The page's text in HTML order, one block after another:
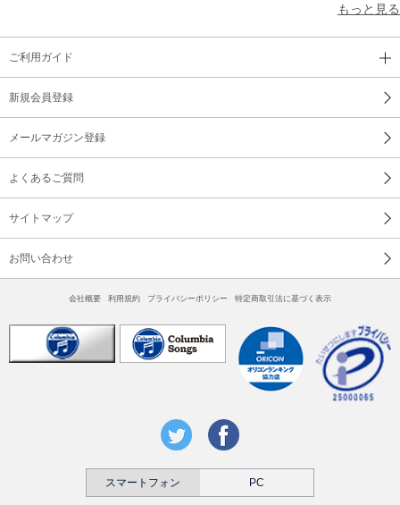
もっと見る
ご利用ガイド
新規会員登録
メールマガジン登録
よくあるご質問
サイトマップ
お問い合わせ
会社概要 利用規約 プライバシーポリシー 特定商取引法に基づく表示
スマートフォン PC